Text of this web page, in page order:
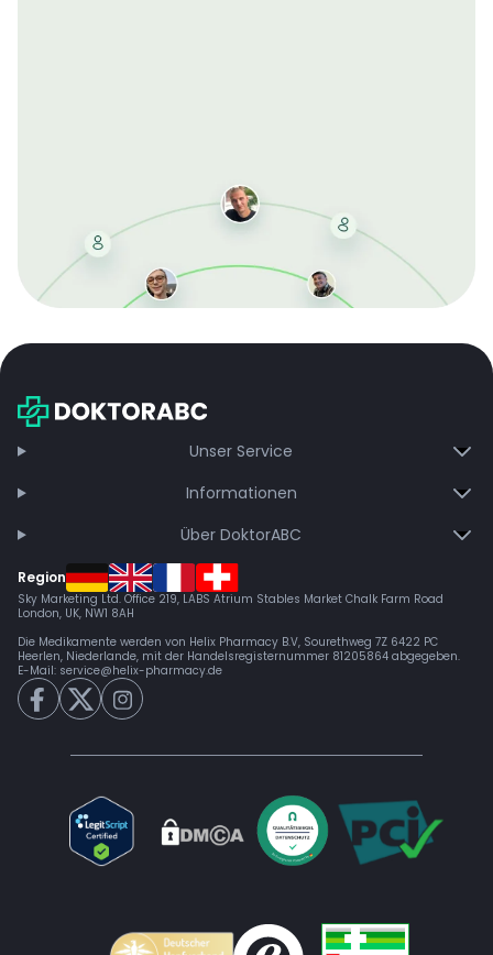
bei jeder Bestellung, erhalten schnelle Lieferung und
Unser Service
Informationen
Über DoktorABC
Region
Sky Marketing Ltd. Office 219, LABS Atrium Stables Market Chalk Farm Road
London, UK, NW1 8AH
Die Medikamente werden von Helix Pharmacy B.V, Sourethweg 7Z 6422 PC
Heerlen, Niederlande, mit der Handelsregisternummer 81205864 abgegeben.
E-Mail: service@helix-pharmacy.de